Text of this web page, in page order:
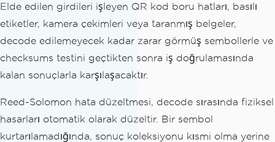
Elde edilen girdileri işleyen QR kod boru hatları, basılı
etiketler, kamera çekimleri veya taranmış belgeler,
decode edilemeyecek kadar zarar görmüş sembollerle ve
checksums testini geçtikten sonra iş doğrulamasında
kalan sonuçlarla karşılaşacaktır.
Reed-Solomon hata düzeltmesi, decode sırasında fiziksel
hasarları otomatik olarak düzeltir. Bir sembol
kurtarılamadığında, sonuç koleksiyonu kısmi olma yerine